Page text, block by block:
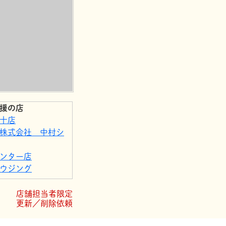
の店
店
式会社 中村シ
ター店
ジング
四万十
店舗担当者限定
更新／削除依頼